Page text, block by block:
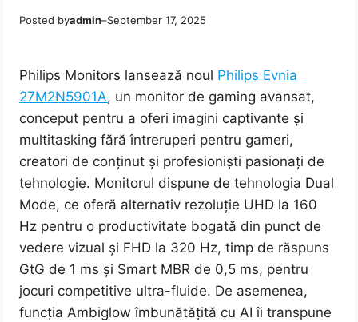
Posted byadmin–September 17, 2025
Philips Monitors lansează noul Philips Evnia
27M2N5901A, un monitor de gaming avansat,
conceput pentru a oferi imagini captivante și
multitasking fără întreruperi pentru gameri,
creatori de conținut și profesioniști pasionați de
tehnologie. Monitorul dispune de tehnologia Dual
Mode, ce oferă alternativ rezoluție UHD la 160
Hz pentru o productivitate bogată din punct de
vedere vizual și FHD la 320 Hz, timp de răspuns
GtG de 1 ms și Smart MBR de 0,5 ms, pentru
jocuri competitive ultra-fluide. De asemenea,
funcția Ambiglow îmbunătățită cu AI îi transpune